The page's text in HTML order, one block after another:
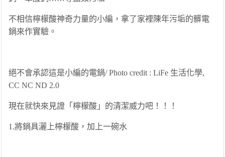
不相信檸檬酸神奇力量的小編，拿了家裡陳年污垢的髒電
鍋來作實驗。
絕不會承認這是小編的電鍋/ Photo credit : LiFe 生活化學,
CC NC ND 2.0
現在就快來見證「檸檬酸」的清潔威力吧！！！
1.將鍋具灑上檸檬酸，加上一碗水